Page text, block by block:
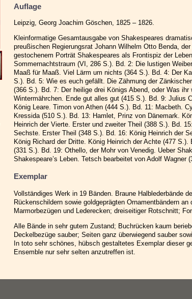
Auflage
Leipzig, Georg Joachim Göschen, 1825 – 1826.
Kleinformatige Gesamtausgabe von Shakespeares
preußischen Regierungsrat Johann Wilhelm Otto Benda,
gestochenem Porträt Shakespeares als Frontispiz der
Sommernachtstraum (VI, 286 S.). Bd. 2: Die lustigen
Maaß für Maaß. Viel Lärm um nichts (364 S.). Bd. 4: Der
S.). Bd. 5: Wie es euch gefällt. Die Zähmung der
(366 S.). Bd. 7: Der heilige drei Königs Abend, oder Was
Wintermährchen. Ende gut alles gut (415 S.). Bd. 9: Julius
König Leare. Timon von Athen (444 S.). Bd. 11: Macbeth.
Kressida (510 S.). Bd. 13: Hamlet, Prinz von Dänemark.
Heinrich der Vierte. Erster und zweiter Theil (388 S.). Bd.
Sechste. Erster Theil (348 S.). Bd. 16: König Heinrich der
König Richard der Dritte. König Heinrich der Achte (477
(331 S.). Bd. 19: Othello, der Mohr von Venedig. Ueber
Shakespeare’s Leben. Tetsch bearbeitet von Adolf Wagner
Exemplar
Vollständiges Werk in 19 Bänden. Braune Halblederbände
Rückenschildern sowie goldgeprägten Ornamentbändern
Marmorbezügen und Lederecken; dreiseitiger Rotschnitt;
Alle Bände in sehr gutem Zustand; Buchrücken kaum
Deckelbezüge sauber; Seiten ganz überwiegend sauber
In toto sehr schönes, hübsch gestaltetes Exemplar dieser
Ensemble nur sehr selten anzutreffen ist.